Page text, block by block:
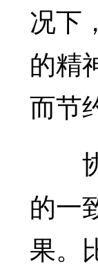
况下
的精
而节
协
的一
果。